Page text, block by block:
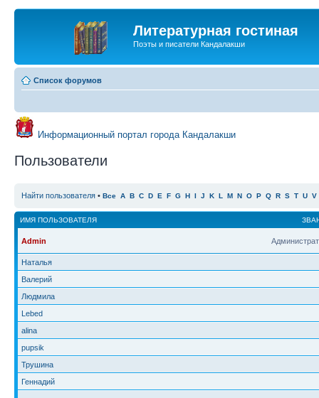
Литературная гостиная
Поэты и писатели Кандалакши
Список форумов
Информационный портал города Кандалакши
Пользователи
Найти пользователя • Все A B C D E F G H I J K L M N O P Q R S T U V
ИМЯ ПОЛЬЗОВАТЕЛЯ
Admin
Наталья
Валерий
Людмила
Lebed
alina
pupsik
Трушина
Геннадий